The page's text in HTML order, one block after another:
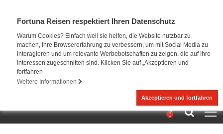
Fortuna Reisen respektiert Ihren Datenschutz
Warum Cookies? Einfach weil sie helfen, die Website nutzbar zu
machen, Ihre Browsererfahrung zu verbessern, um mit Social Media zu
interagieren und um relevante Werbebotschaften zu zeigen, die auf Ihre
Interessen zugeschnitten sind. Klicken Sie auf „Akzeptieren und
fortfahren
Weitere Informationen
Akzeptieren und fortfahren
0